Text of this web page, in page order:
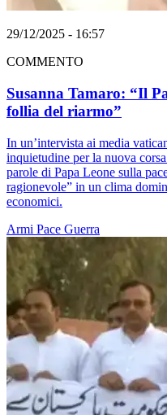
29/12/2025 - 16:57
COMMENTO
Susanna Tamaro: “Il
follia del riarmo”
In un’intervista ai media
inquietudine per la nuova
parole di Papa Leone sulla
ragionevole” in un clima
economici.
Armi Pace Guerra